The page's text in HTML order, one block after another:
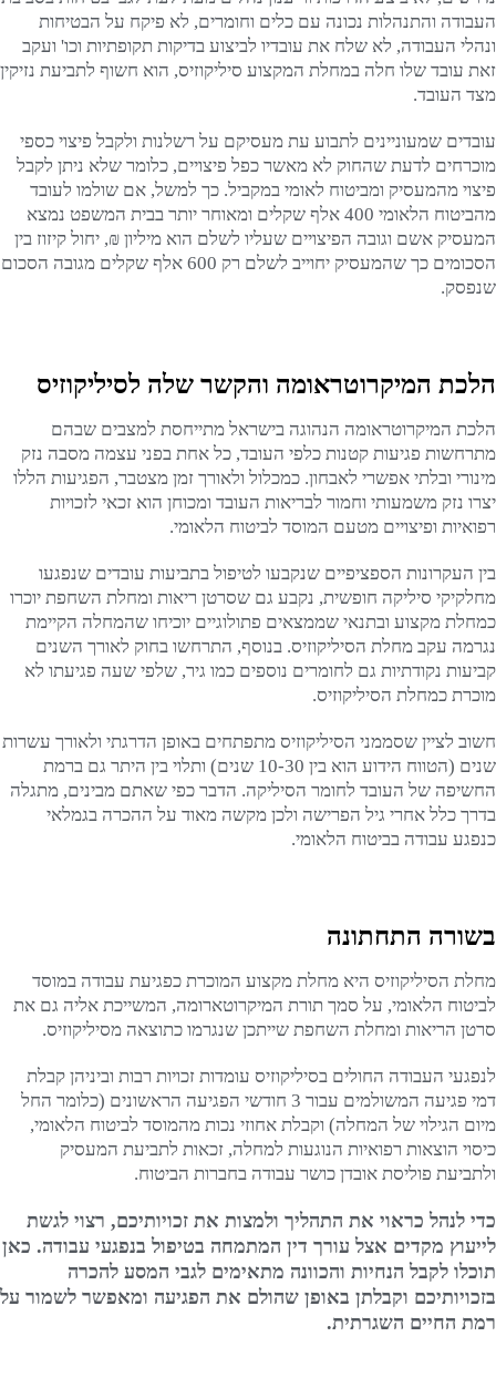
העבודה והתנהלות נכונה עם כלים וחומרים, לא פיקח על הבטיחות
ונהלי העבודה, לא שלח את עובדיו לביצוע בדיקות תקופתיות וכו' ועקב
זאת עובד שלו חלה במחלת המקצוע סיליקוזיס, הוא חשוף לתביעת נזיקין
מצד העובד.
עובדים שמעוניינים לתבוע עת מעסיקם על רשלנות ולקבל פיצוי כספי
מוכרחים לדעת שהחוק לא מאשר כפל פיצויים, כלומר שלא ניתן לקבל
פיצוי מהמעסיק ומביטוח לאומי במקביל. כך למשל, אם שולמו לעובד
מהביטוח הלאומי 400 אלף שקלים ומאוחר יותר בבית המשפט נמצא
המעסיק אשם וגובה הפיצויים שעליו לשלם הוא מיליון ₪, יחול קיזוז בין
הסכומים כך שהמעסיק יחוייב לשלם רק 600 אלף שקלים מגובה הסכום
שנפסק.
הלכת המיקרוטראומה והקשר שלה לסיליקוזיס
הלכת המיקרוטראומה הנהוגה בישראל מתייחסת למצבים שבהם
מתרחשות פגיעות קטנות כלפי העובד, כל אחת בפני עצמה מסבה נזק
מינורי ובלתי אפשרי לאבחון. כמכלול ולאורך זמן מצטבר, הפגיעות הללו
יצרו נזק משמעותי וחמור לבריאות העובד ומכוחן הוא זכאי לזכויות
רפואיות ופיצויים מטעם המוסד לביטוח הלאומי.
בין העקרונות הספציפיים שנקבעו לטיפול בתביעות עובדים שנפגעו
מחלקיקי סיליקה חופשית, נקבע גם שסרטן ריאות ומחלת השחפת יוכרו
כמחלת מקצוע ובתנאי שממצאים פתולוגיים יוכיחו שהמחלה הקיימת
נגרמה עקב מחלת הסיליקוזיס. בנוסף, התרחשו בחוק לאורך השנים
קביעות נקודתיות גם לחומרים נוספים כמו גיר, שלפי שעה פגיעתו לא
מוכרת כמחלת הסיליקוזיס.
חשוב לציין שסממני הסיליקוזיס מתפתחים באופן הדרגתי ולאורך עשרות
שנים (הטווח הידוע הוא בין 10-30 שנים) ותלוי בין היתר גם ברמת
החשיפה של העובד לחומר הסיליקה. הדבר כפי שאתם מבינים, מתגלה
בדרך כלל אחרי גיל הפרישה ולכן מקשה מאוד על ההכרה בגמלאי
כנפגע עבודה בביטוח הלאומי.
בשורה התחתונה
מחלת הסיליקוזיס היא מחלת מקצוע המוכרת כפגיעת עבודה במוסד
לביטוח הלאומי, על סמך תורת המיקרוטארומה, המשייכת אליה גם את
סרטן הריאות ומחלת השחפת שייתכן שנגרמו כתוצאה מסיליקוזיס.
לנפגעי העבודה החולים בסיליקוזיס עומדות זכויות רבות וביניהן קבלת
דמי פגיעה המשולמים עבור 3 חודשי הפגיעה הראשונים (כלומר החל
מיום הגילוי של המחלה) וקבלת אחוזי נכות מהמוסד לביטוח הלאומי,
כיסוי הוצאות רפואיות הנוגעות למחלה, זכאות לתביעת המעסיק
ולתביעת פוליסת אובדן כושר עבודה בחברות הביטוח.
כדי לנהל כראוי את התהליך ולמצות את זכויותיכם, רצוי לגשת
לייעוץ מקדים אצל עורך דין המתמחה בטיפול בנפגעי עבודה. כאן
תוכלו לקבל הנחיות והכוונה מתאימים לגבי המסע להכרה
בזכויותיכם וקבלתן באופן שהולם את הפגיעה ומאפשר לשמור על
רמת החיים השגרתית.